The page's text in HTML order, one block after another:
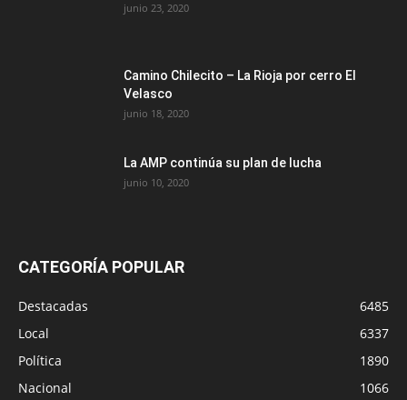
junio 23, 2020
Camino Chilecito – La Rioja por cerro El
Velasco
junio 18, 2020
La AMP continúa su plan de lucha
junio 10, 2020
CATEGORÍA POPULAR
Destacadas
6485
Local
6337
Política
1890
Nacional
1066